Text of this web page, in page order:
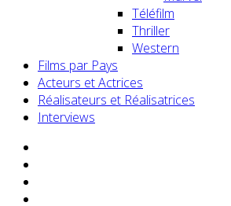
Téléfilm
Thriller
Western
Films par Pays
Acteurs et Actrices
Réalisateurs et Réalisatrices
Interviews